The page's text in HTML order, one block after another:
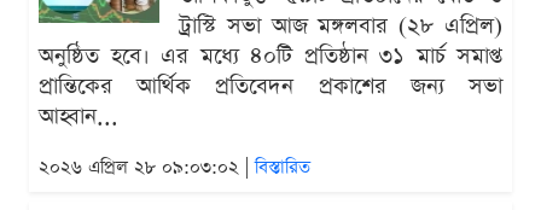
ট্রাস্টি সভা আজ মঙ্গলবার (২৮ এপ্রিল)
অনুষ্ঠিত হবে। এর মধ্যে ৪০টি প্রতিষ্ঠান ৩১ মার্চ সমাপ্ত
প্রান্তিকের আর্থিক প্রতিবেদন প্রকাশের জন্য সভা
আহ্বান...
২০২৬ এপ্রিল ২৮ ০৯:০৩:০২ |বিস্তারিত